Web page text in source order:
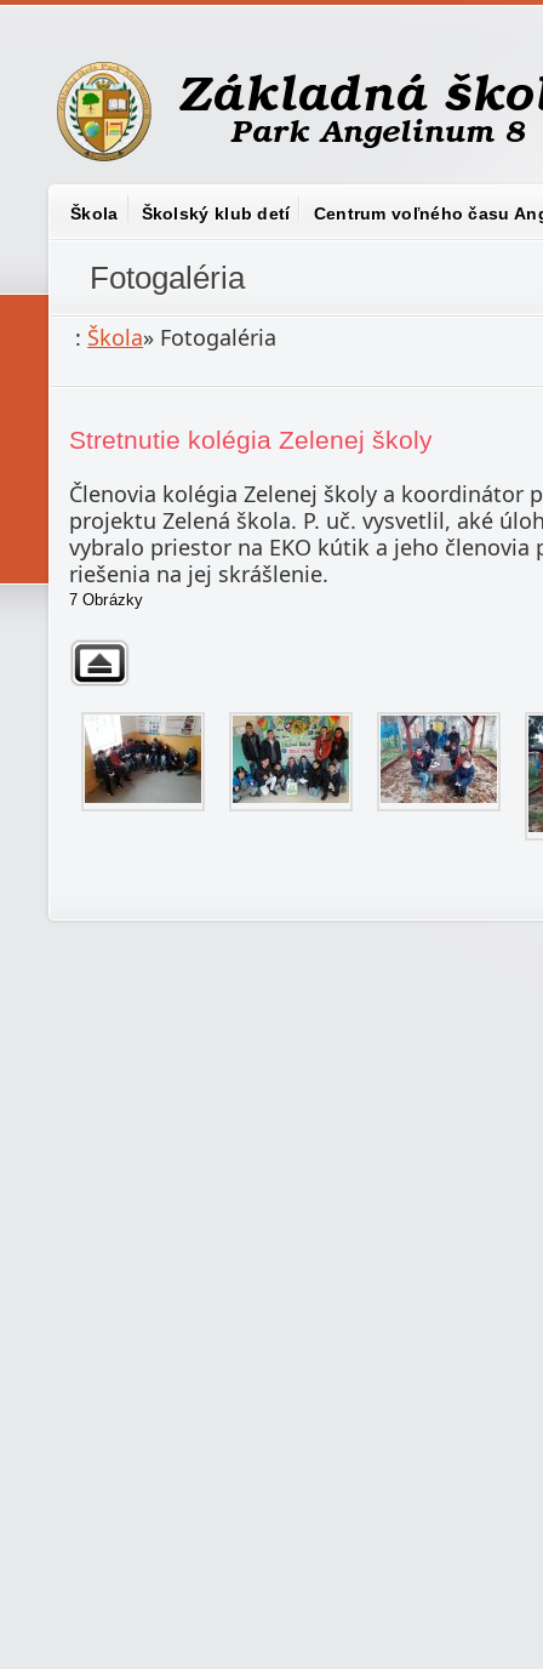
Škola Školský klub detí Centrum voľného času
Fotogaléria
: Škola» Fotogaléria
Stretnutie kolégia Zelenej školy
Členovia kolégia Zelenej školy a koordinátor
projektu Zelená škola. P. uč. vysvetlil, aké
vybralo priestor na EKO kútik a jeho
riešenia na jej skrášlenie.
7 Obrázky